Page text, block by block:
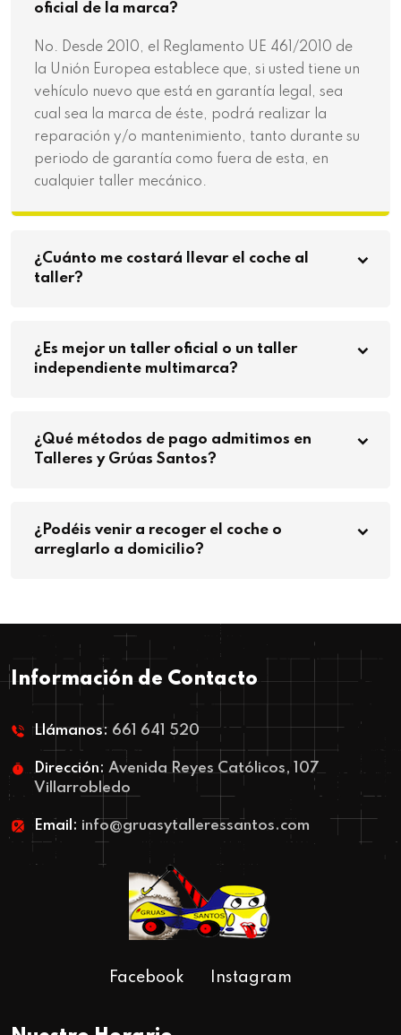
oficial de la marca?
No. Desde 2010, el Reglamento UE 461/2010 de
la Unión Europea establece que, si usted tiene un
vehículo nuevo que está en garantía legal, sea
cual sea la marca de éste, podrá realizar la
reparación y/o mantenimiento, tanto durante su
periodo de garantía como fuera de esta, en
cualquier taller mecánico.
¿Cuánto me costará llevar el coche al
taller?
¿Es mejor un taller oficial o un taller
independiente multimarca?
¿Qué métodos de pago admitimos en
Talleres y Grúas Santos?
¿Podéis venir a recoger el coche o
arreglarlo a domicilio?
Información de Contacto
Llámanos: 661 641 520
Dirección: Avenida Reyes Católicos, 107
Villarrobledo
Email: info@gruasytalleressantos.com
Facebook Instagram